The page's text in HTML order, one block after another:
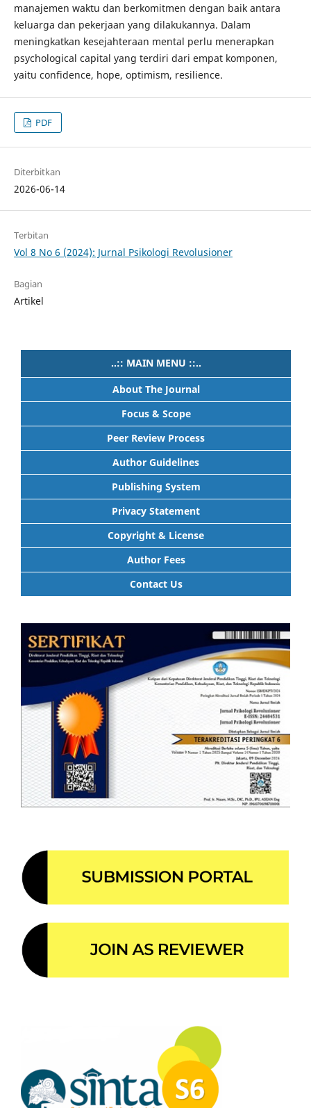
manajemen waktu dan berkomitmen dengan baik antara
keluarga dan pekerjaan yang dilakukannya. Dalam
meningkatkan kesejahteraan mental perlu menerapkan
psychological capital yang terdiri dari empat komponen,
yaitu confidence, hope, optimism, resilience.
PDF
Diterbitkan
2026-06-14
Terbitan
Vol 8 No 6 (2024): Jurnal Psikologi Revolusioner
Bagian
Artikel
..:: MAIN MENU ::..
About The Journal
Focus & Scope
Peer Review Process
Author Guidelines
Publishing System
Privacy Statement
Copyright & License
Author Fees
Contact Us